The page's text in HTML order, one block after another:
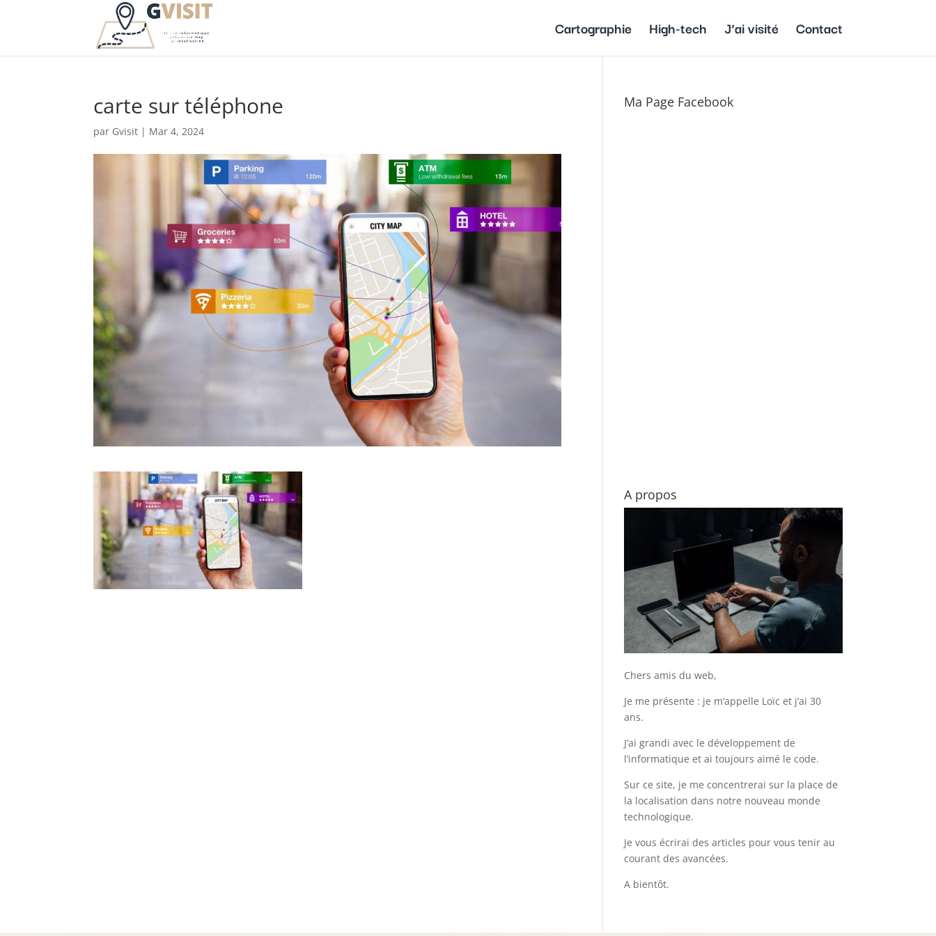
Cartographie High-tech J’ai visité Contact
carte sur téléphone
par Gvisit | Mar 4, 2024
Ma Page Facebook
A propos
Chers amis du web,
Je me présente : je m’appelle Loïc et j’ai 30
ans.
J’ai grandi avec le développement de
l’informatique et ai toujours aimé le code.
Sur ce site, je me concentrerai sur la place de
la localisation dans notre nouveau monde
technologique.
Je vous écrirai des articles pour vous tenir au
courant des avancées.
A bientôt.